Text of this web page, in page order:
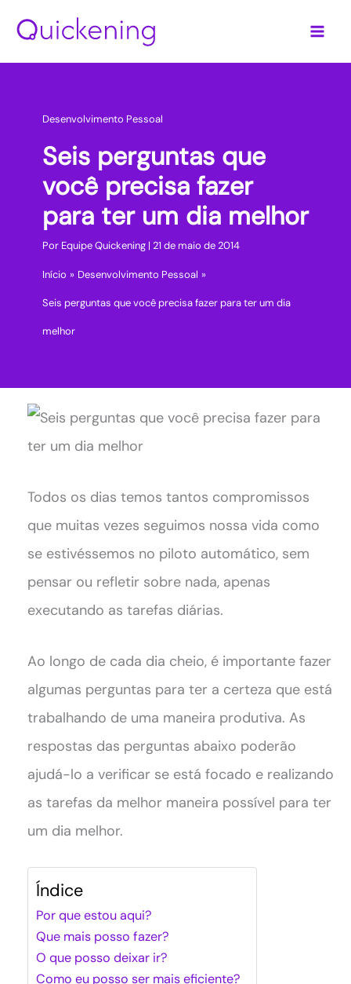
para
Desenvolvimento Pessoal
Seis perguntas que
você precisa fazer
para ter um dia melhor
Por Equipe Quickening | 21 de maio de 2014
Início Desenvolvimento Pessoal
Seis perguntas que você precisa fazer para ter um dia
melhor
Todos os dias temos tantos compromissos
que muitas vezes seguimos nossa vida como
se estivéssemos no piloto automático, sem
pensar ou refletir sobre nada, apenas
executando as tarefas diárias.
Ao longo de cada dia cheio, é importante fazer
algumas perguntas para ter a certeza que está
trabalhando de uma maneira produtiva. As
respostas das perguntas abaixo poderão
ajudá-lo a verificar se está focado e realizando
as tarefas da melhor maneira possível para ter
um dia melhor.
Índice
Por que estou aqui?
Que mais posso fazer?
O que posso deixar ir?
Como eu posso ser mais eficiente?